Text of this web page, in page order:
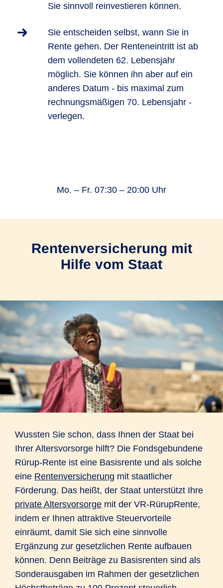
Sie sinnvoll reinvestieren können.
Sie entscheiden selbst, wann Sie in
Rente gehen. Der Renteneintritt ist ab
dem vollendeten 62. Lebensjahr
möglich. Sie können ihn aber auf ein
anderes Datum - bis maximal zum
rechnungsmäßigen 70. Lebensjahr -
verlegen.
Mo. – Fr. 07:30 – 20:00 Uhr
Rentenversicherung mit
Hilfe vom Staat
Wussten Sie schon, dass Ihnen der Staat bei
Ihrer Altersvorsorge hilft? Die Fondsgebundene
Rürup-Rente ist eine Basisrente und als solche
eine Rentenversicherung mit staatlicher
Förderung. Das heißt, der Staat unterstützt Ihre
private Altersvorsorge mit der VR-RürupRente,
indem er Ihnen attraktive Steuervorteile
einräumt, damit Sie sich eine sinnvolle
Ergänzung zur gesetzlichen Rente aufbauen
können. Denn Beiträge zu Basisrenten sind als
Sonderausgaben im Rahmen der gesetzlichen